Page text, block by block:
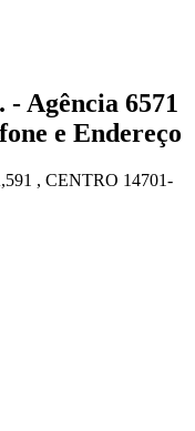
Agência 6571
e Endereço
, CENTRO 14701-